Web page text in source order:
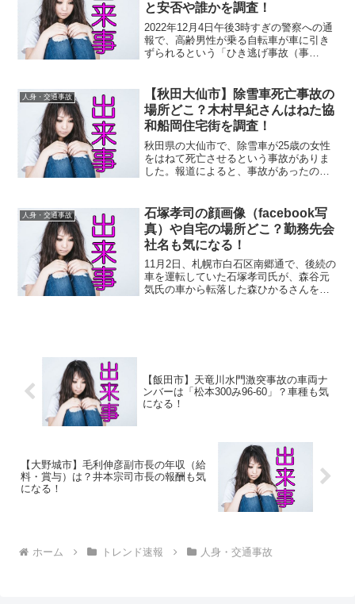
と安否や誰かを調査！
2022年12月4日午後3時すぎの警察への通
報で、高齢男性が乗る自転車が車に引き
ずられるという「ひき逃げ事故（事
区旭町の路上です。現場には、高齢男性
が血を流して倒れてお...
人身・交通事故
【秋田大仙市】除雪車死亡事故の
場所どこ？木村早紀さんはねた協
和船岡住宅街を調査！
秋田県の大仙市で、除雪車が25歳の女性
をはねて死亡させるという事故がありま
した。報道によると、事故があったの
ねられた同所に住む、木村早紀さん（25
歳）が亡くな...
人身・交通事故
石塚孝司の顔画像（facebook写
真）や自宅の場所どこ？勤務先会
社名も気になる！
11月2日、札幌市白石区南郷通で、後続の
車を運転していた石塚孝司氏が、森谷元
気氏の車から転落した森ひかるさんをは
【飯田市】天竜川水門激突事故の車両ナ
ンバーは「松本300み96-60」？車種も気
になる！
【大野城市】毛利伸彦副市長の年収（給
料・賞与）は？井本宗司市長の報酬も気
になる！
ホーム トレンド速報 人身・交通事故